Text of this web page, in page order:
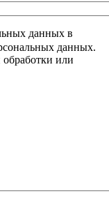
данных в
данных.
обработки или